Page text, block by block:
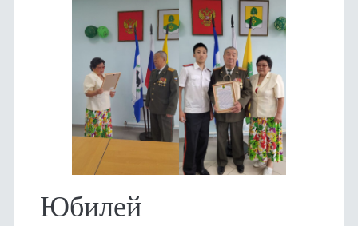
Юбилей